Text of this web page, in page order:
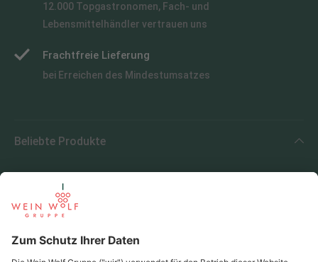
12.000 Topgastronomen, Fach- und
Lebensmittelhändler vertrauen uns
Frachtfreie Lieferung
bei Erreichen des Mindestumsatzes
Beliebte Produkte
Beliebte Regionen
Beliebte Produzenten